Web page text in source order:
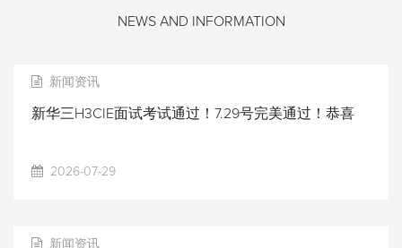
NEWS AND INFORMATION
新闻资讯
新华三H3CIE面试考试通过！7.29号完美通过！恭喜
2026-07-29
新闻资讯